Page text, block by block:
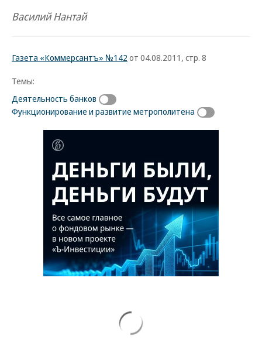
Василий Нантай
Газета «Коммерсантъ» №142 от 04.08.2011, стр. 8
Темы:
Деятельность банков
Функционирование и развитие метрополитена